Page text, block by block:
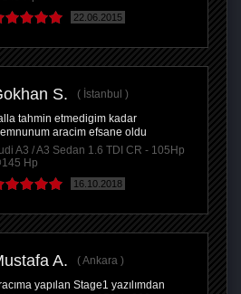
22.06.2015
S.
İstanbul
tahmin etmedigim kadar
aracim efsane oldu
A3 / A3 Sedan 1.6 TDI CR - 105Hp
Hp
16.10.2018
A.
Ankara
yapılan Stage1 yazılımdan